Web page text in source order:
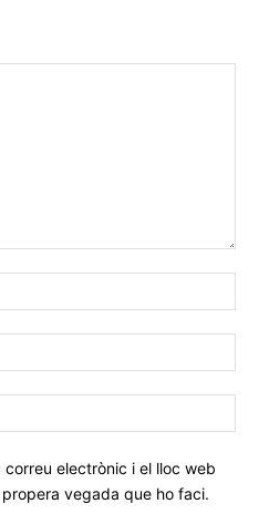
web:
correu electrònic i el lloc web
vegada que ho faci.